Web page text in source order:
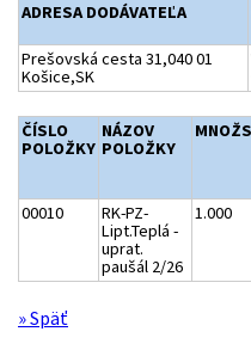
ADRESA DODÁVATEĽA
Prešovská cesta 31,040 01
Košice,SK
ČÍSLO
POLOŽKY
NÁZOV
POLOŽKY
00010
RK-PZ-
Lipt.Teplá -
uprat.
paušál 2/26
1.000
» Späť